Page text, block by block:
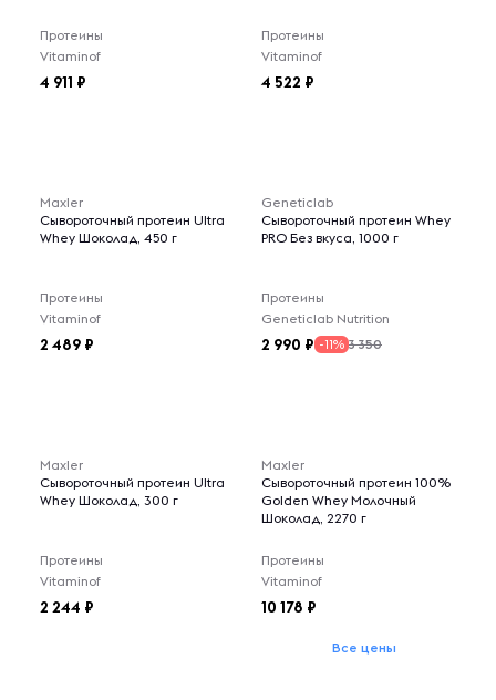
Протеины
Vitaminof
4 911
Протеины
Vitaminof
4 522
Maxler
Сывороточный протеин Ultra
Whey Шоколад, 450 г
Протеины
Vitaminof
2 489
Geneticlab
Сывороточный протеин Whey
PRO Без вкуса, 1000 г
Протеины
Geneticlab Nutrition
2 990 -11% 3 350
Maxler
Сывороточный протеин Ultra
Whey Шоколад, 300 г
Протеины
Vitaminof
2 244
Maxler
Сывороточный протеин 100%
Golden Whey Молочный
Шоколад, 2270 г
Протеины
Vitaminof
10 178
Все цены